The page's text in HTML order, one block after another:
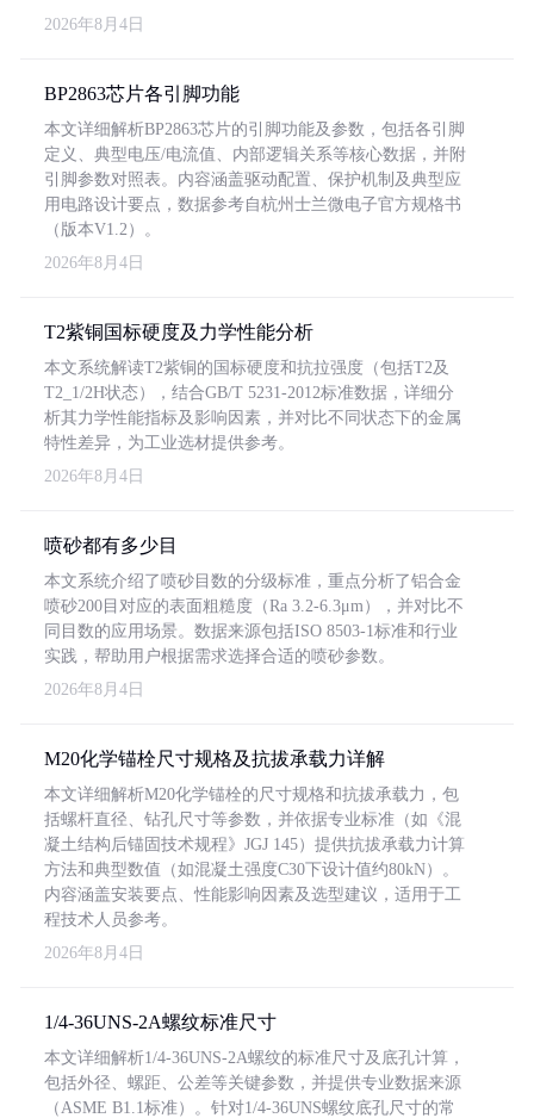
2026年8月4日
BP2863芯片各引脚功能
本文详细解析BP2863芯片的引脚功能及参数，包括各引脚
定义、典型电压/电流值、内部逻辑关系等核心数据，并附
引脚参数对照表。内容涵盖驱动配置、保护机制及典型应
用电路设计要点，数据参考自杭州士兰微电子官方规格书
（版本V1.2）。
2026年8月4日
T2紫铜国标硬度及力学性能分析
本文系统解读T2紫铜的国标硬度和抗拉强度（包括T2及
T2_1/2H状态），结合GB/T 5231-2012标准数据，详细分
析其力学性能指标及影响因素，并对比不同状态下的金属
特性差异，为工业选材提供参考。
2026年8月4日
喷砂都有多少目
本文系统介绍了喷砂目数的分级标准，重点分析了铝合金
喷砂200目对应的表面粗糙度（Ra 3.2-6.3μm），并对比不
同目数的应用场景。数据来源包括ISO 8503-1标准和行业
实践，帮助用户根据需求选择合适的喷砂参数。
2026年8月4日
M20化学锚栓尺寸规格及抗拔承载力详解
本文详细解析M20化学锚栓的尺寸规格和抗拔承载力，包
括螺杆直径、钻孔尺寸等参数，并依据专业标准（如《混
凝土结构后锚固技术规程》JGJ 145）提供抗拔承载力计算
方法和典型数值（如混凝土强度C30下设计值约80kN）。
内容涵盖安装要点、性能影响因素及选型建议，适用于工
程技术人员参考。
2026年8月4日
1/4-36UNS-2A螺纹标准尺寸
本文详细解析1/4-36UNS-2A螺纹的标准尺寸及底孔计算，
包括外径、螺距、公差等关键参数，并提供专业数据来源
（ASME B1.1标准）。针对1/4-36UNS螺纹底孔尺寸的常